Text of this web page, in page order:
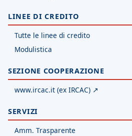
LINEE DI CREDITO
Tutte le linee di credito
Modulistica
SEZIONE COOPERAZIONE
www.ircac.it (ex IRCAC) ↗
SERVIZI
Amm. Trasparente